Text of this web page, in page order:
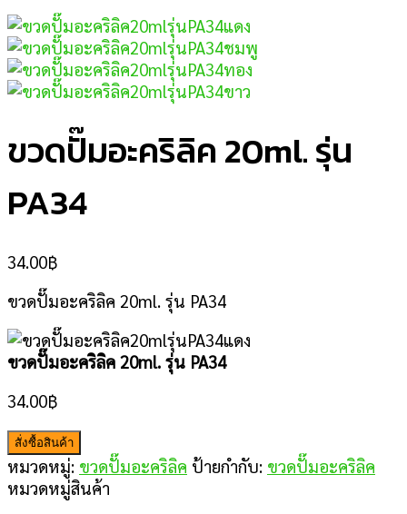
ขวดปั๊มอะคริลิค 20ml. รุ่น
PA34
34.00฿
ขวดปั๊มอะคริลิค 20ml. รุ่น PA34
ขวดปั๊มอะคริลิค 20ml. รุ่น PA34
34.00฿
สั่งซื้อสินค้า
หมวดหมู่: ขวดปั๊มอะคริลิค ป้ายกำกับ: ขวดปั๊มอะคริลิค
หมวดหมู่สินค้า